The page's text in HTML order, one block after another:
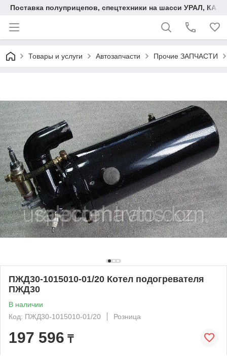
Поставка полуприцепов, спецтехники на шасси УРАЛ,
Товары и услуги Автозапчасти Прочие ЗАПЧАСТИ
ПЖД30-1015010-01/20 Котел подогревателя
ПЖД30
В наличии
Код: ПЖД30-1015010-01/20
Розница
197 596 ₸